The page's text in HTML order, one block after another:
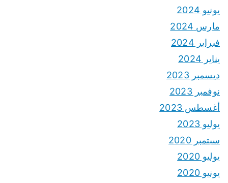
يونيو 2024
مارس 2024
فبراير 2024
يناير 2024
ديسمبر 2023
نوفمبر 2023
أغسطس 2023
يوليو 2023
سبتمبر 2020
يوليو 2020
يونيو 2020